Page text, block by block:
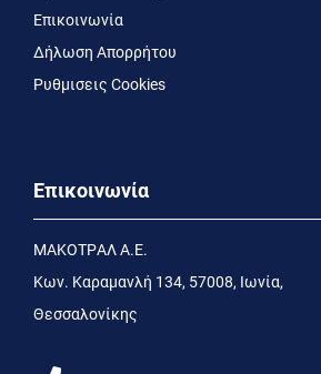
Επικοινωνία
Δήλωση Απορρήτου
Ρυθμισεις Cookies
Επικοινωνία
MΑΚΟΤΡΑΛ Α.Ε.
Kων. Kαραμανλή 134, 57008, Ιωνία,
Θεσσαλονίκης